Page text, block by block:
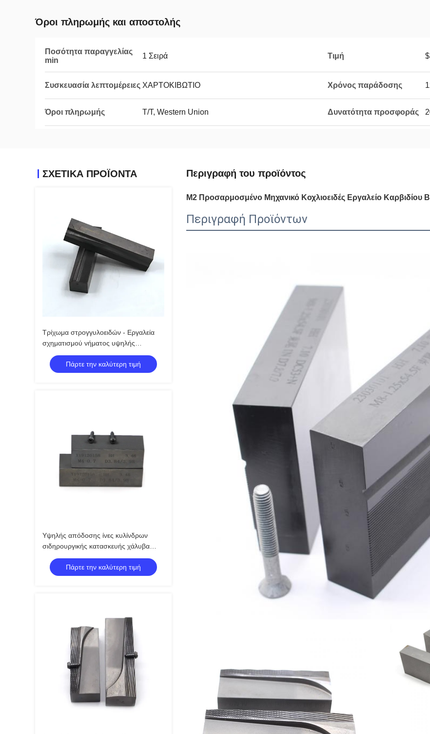
Όροι πληρωμής και αποστολής
Ποσότητα παραγγελίας
min
1 Σειρά Τιμή
Συσκευασία λεπτομέρειες ΧΑΡΤΟΚΙΒΩΤΙΟ Χρόνος παράδοσης
Όροι πληρωμής T/T, Western Union Δυνατότητα προσφοράς
ΣΧΕΤΙΚΑ ΠΡΟΪΟΝΤΑ
Τρίχωμα στρογγυλοειδών - Εργαλεία
σχηματισμού νήματος υψηλής
απόδοσης χωρίς τσιπ για νήματα
υψηλής αντοχής στην κατασκευή
στερεωτικών στοιχείων
Πάρτε την καλύτερη τιμή
Υψηλής απόδοσης ίνες κυλίνδρων
σιδηρουργικής κατασκευής χάλυβα
χάλυβα HRC 58-65 Δυνατότητα
Πάρτε την καλύτερη τιμή
Περιγραφή του προϊόντος
M2 Προσαρμοσμένο Μηχανικό Κοχλιοειδές Εργαλείο Καρβιδίου
Περιγραφή Προϊόντων